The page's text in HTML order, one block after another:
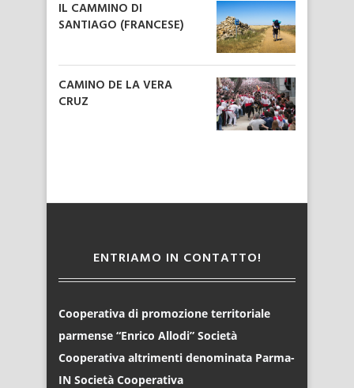
IL CAMMINO DI
SANTIAGO (FRANCESE)
CAMINO DE LA VERA
CRUZ
ENTRIAMO IN CONTATTO!
Cooperativa di promozione territoriale
parmense “Enrico Allodi” Società
Cooperativa altrimenti denominata Parma-
IN Società Cooperativa